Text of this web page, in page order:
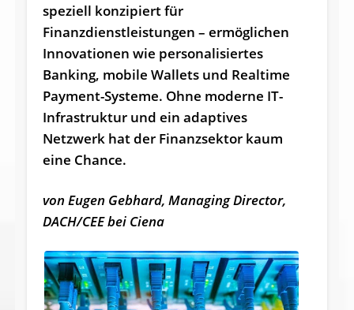
speziell konzipiert für
Finanzdienstleistungen – ermöglichen
Innovationen wie personalisiertes
Banking, mobile Wallets und Realtime
Payment-Systeme. Ohne moderne IT-
Infrastruktur und ein adaptives
Netzwerk hat der Finanzsektor kaum
eine Chance.
von Eugen Gebhard, Managing Director,
DACH/CEE bei Ciena